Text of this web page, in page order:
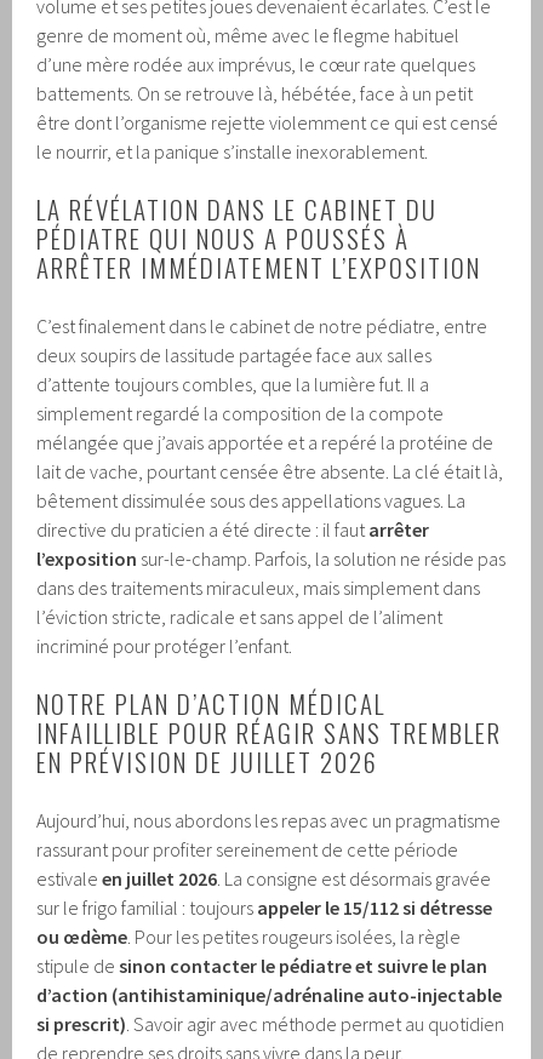
volume et ses petites joues devenaient écarlates. C’est le
genre de moment où, même avec le flegme habituel
d’une mère rodée aux imprévus, le cœur rate quelques
battements. On se retrouve là, hébétée, face à un petit
être dont l’organisme rejette violemment ce qui est censé
le nourrir, et la panique s’installe inexorablement.
LA RÉVÉLATION DANS LE CABINET DU
PÉDIATRE QUI NOUS A POUSSÉS À
ARRÊTER IMMÉDIATEMENT L’EXPOSITION
C’est finalement dans le cabinet de notre pédiatre, entre
deux soupirs de lassitude partagée face aux salles
d’attente toujours combles, que la lumière fut. Il a
simplement regardé la composition de la compote
mélangée que j’avais apportée et a repéré la protéine de
lait de vache, pourtant censée être absente. La clé était là,
bêtement dissimulée sous des appellations vagues. La
directive du praticien a été directe : il faut arrêter
l’exposition sur-le-champ. Parfois, la solution ne réside pas
dans des traitements miraculeux, mais simplement dans
l’éviction stricte, radicale et sans appel de l’aliment
incriminé pour protéger l’enfant.
NOTRE PLAN D’ACTION MÉDICAL
INFAILLIBLE POUR RÉAGIR SANS TREMBLER
EN PRÉVISION DE JUILLET 2026
Aujourd’hui, nous abordons les repas avec un pragmatisme
rassurant pour profiter sereinement de cette période
estivaleen juillet 2026 . La consigne est désormais gravée
sur le frigo familial : toujours appeler le 15/112 si détresse
ou œdème . Pour les petites rougeurs isolées, la règle
stipule desinon contacter le pédiatre et suivre le plan
d’action (antihistaminique/adrénaline auto-injectable
si prescrit) . Savoir agir avec méthode permet au quotidien
de reprendre ses droits sans vivre dans la peur.